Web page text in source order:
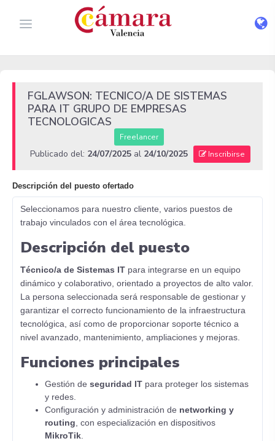
FGLAWSON: TECNICO/A DE SISTEMAS
PARA IT GRUPO DE EMPRESAS
TECNOLOGICAS
Freelancer
Publicado del: 24/07/2025 al 24/10/2025 Inscribirse
Descripción del puesto ofertado
Seleccionamos para nuestro cliente, varios puestos de
trabajo vinculados con el área tecnológica.
Descripción del puesto
Técnico/a de Sistemas IT para integrarse en un equipo
dinámico y colaborativo, orientado a proyectos de alto valor.
La persona seleccionada será responsable de gestionar y
garantizar el correcto funcionamiento de la infraestructura
tecnológica, así como de proporcionar soporte técnico a
nivel avanzado, mantenimiento, ampliaciones y mejoras.
Funciones principales
Gestión de seguridad IT para proteger los sistemas
y redes.
Configuración y administración de networking y
routing , con especialización en dispositivos
MikroTik